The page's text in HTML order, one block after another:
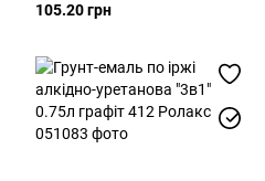
105.20 грн